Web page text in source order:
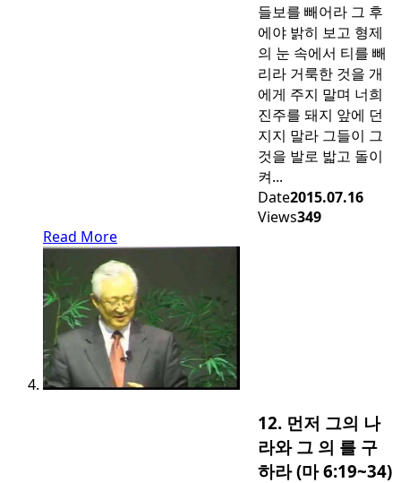
들보를 빼어라 그 후
에야 밝히 보고 형제
의 눈 속에서 티를 빼
리라 거룩한 것을 개
에게 주지 말며 너희
진주를 돼지 앞에 던
지지 말라 그들이 그
것을 발로 밟고 돌이
켜...
Date2015.07.16
Views349
Read More
12. 먼저 그의 나
라와 그 의 를 구
하라 (마 6:19~34)